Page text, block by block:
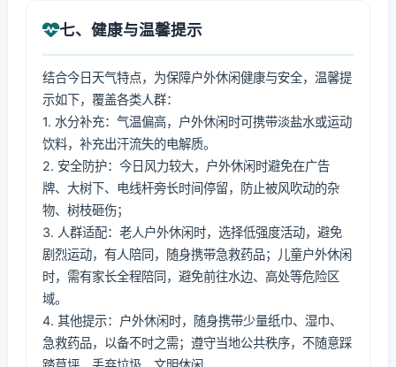
七、健康与温馨提示
结合今日天气特点，为保障户外休闲健康与安全，温馨提
示如下，覆盖各类人群：
1. 水分补充：气温偏高，户外休闲时可携带淡盐水或运动
饮料，补充出汗流失的电解质。
2. 安全防护：今日风力较大，户外休闲时避免在广告
牌、大树下、电线杆旁长时间停留，防止被风吹动的杂
物、树枝砸伤；
3. 人群适配：老人户外休闲时，选择低强度活动，避免
剧烈运动，有人陪同，随身携带急救药品；儿童户外休闲
时，需有家长全程陪同，避免前往水边、高处等危险区
域。
4. 其他提示：户外休闲时，随身携带少量纸巾、湿巾、
急救药品，以备不时之需；遵守当地公共秩序，不随意踩